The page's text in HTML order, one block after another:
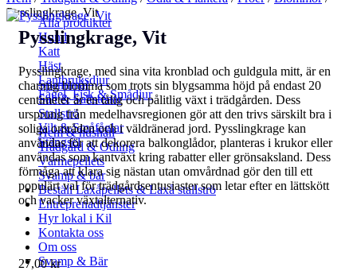
Alla produkter
Hund
Katt
Häst
Lantbruksdjur
Fågel, Fisk & Smådjur
Spannmål
Salt & Saltstenar
Stallströ
Vilt & Småfåglar
Stängsel
Hem & hushåll
Trädgård & Odling
Värmepellets
Svamp & bär
Beställ Laxåpellets & Laxå stallströ
Entreprenadtjänster
Hyr lokal i Kil
Kontakta oss
Om oss
Svamp & Bär
Pysslingkrage, Vit
Pysslingkrage, Vit
Pysslingkrage, med sina vita kronblad och guldgula mitt, är en
charmig blomma som trots sin blygsamma höjd på endast 20
centimeter är en tålig och pålitlig växt i trädgården. Dess
ursprung från medelhavsregionen gör att den trivs särskilt bra i
soliga områden och i väldränerad jord. Pysslingkrage kan
användas för att dekorera balkonglådor, planteras i krukor eller
användas som kantväxt kring rabatter eller grönsaksland. Dess
förmåga att klara sig nästan utan omvårdnad gör den till ett
populärt val för trädgårdsentusiaster som letar efter en lättskött
och vacker växtalternativ.
27,00kr